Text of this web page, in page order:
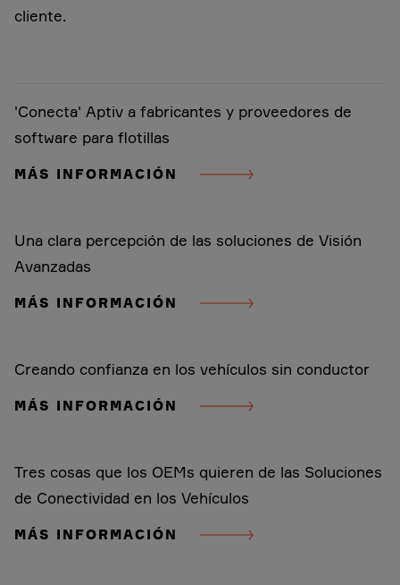
cliente.
'Conecta' Aptiv a fabricantes y proveedores de
software para flotillas
MÁS INFORMACIÓN
Una clara percepción de las soluciones de Visión
Avanzadas
MÁS INFORMACIÓN
Creando confianza en los vehículos sin conductor
MÁS INFORMACIÓN
Tres cosas que los OEMs quieren de las Soluciones
de Conectividad en los Vehículos
MÁS INFORMACIÓN